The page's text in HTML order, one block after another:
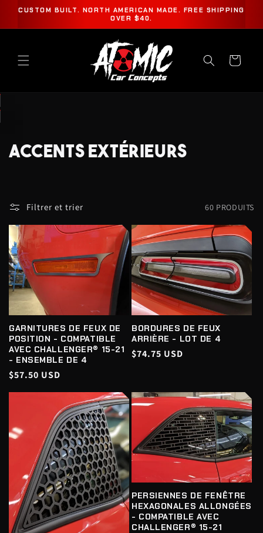
PASSER
CUSTOM BUILT. NORTH AMERICAN MADE. FREE SHIPPING
OVER $40.
Panier
C
E
C
T
I
O
N
:
ACCENTS EXTÉRIEURS
Filtrer et trier 60 PRODUITS
GARNITURES DE FEUX DE
POSITION - COMPATIBLE
AVEC CHALLENGER® 15-21
- ENSEMBLE DE 4
Prix
$57.50 USD
BORDURES DE FEUX
ARRIÈRE - LOT DE 4
Prix
$74.75 USD
PERSIENNES DE FENÊTRE
HEXAGONALES ALLONGÉES
- COMPATIBLE AVEC
CHALLENGER® 15-21